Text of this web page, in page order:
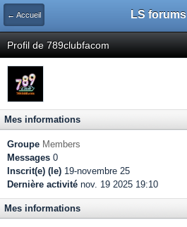
← Accueil LS forums
Profil de 789clubfacom
Mes informations
Groupe Members
Messages 0
Inscrit(e) (le) 19-novembre 25
Dernière activité nov. 19 2025 19:10
Mes informations